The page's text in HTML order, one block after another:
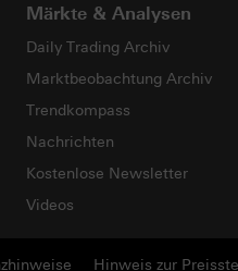
Märkte & Analysen
Daily Trading Archiv
Marktbeobachtung Archiv
Trendkompass
Nachrichten
Kostenlose Newsletter
Videos
Hinweis zur